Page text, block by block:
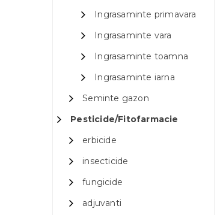
Ingrasaminte primavara
Ingrasaminte vara
Ingrasaminte toamna
Ingrasaminte iarna
Seminte gazon
Pesticide/Fitofarmacie
erbicide
insecticide
fungicide
adjuvanti